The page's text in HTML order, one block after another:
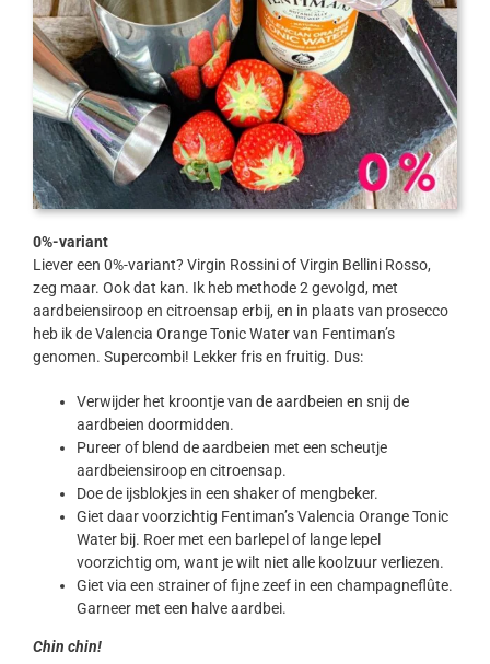
0%-variant
Liever een 0%-variant? Virgin Rossini of Virgin Bellini Rosso,
zeg maar. Ook dat kan. Ik heb methode 2 gevolgd, met
aardbeiensiroop en citroensap erbij, en in plaats van prosecco
heb ik de Valencia Orange Tonic Water van Fentiman’s
genomen. Supercombi! Lekker fris en fruitig. Dus:
Verwijder het kroontje van de aardbeien en snij de
aardbeien doormidden.
Pureer of blend de aardbeien met een scheutje
aardbeiensiroop en citroensap.
Doe de ijsblokjes in een shaker of mengbeker.
Giet daar voorzichtig Fentiman’s Valencia Orange Tonic
Water bij. Roer met een barlepel of lange lepel
voorzichtig om, want je wilt niet alle koolzuur verliezen.
Giet via een strainer of fijne zeef in een champagneflûte.
Garneer met een halve aardbei.
Chin chin!